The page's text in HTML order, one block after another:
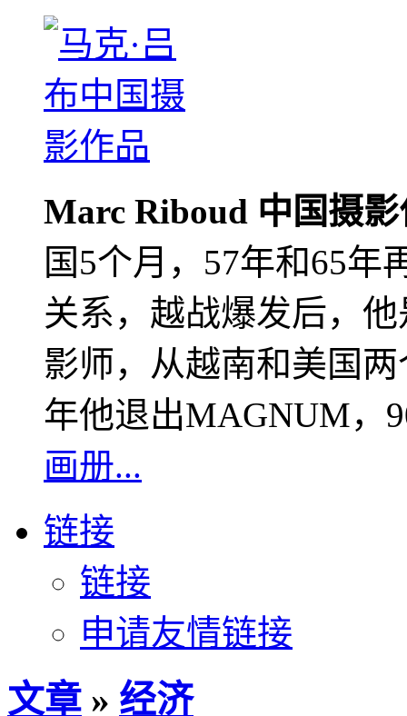
Marc Riboud 中国摄
国5个月，57年和65年
关系，越战爆发后，
影师，从越南和美国
年他退出MAGNUM，
画册...
链接
链接
申请友情链接
文章 » 经济